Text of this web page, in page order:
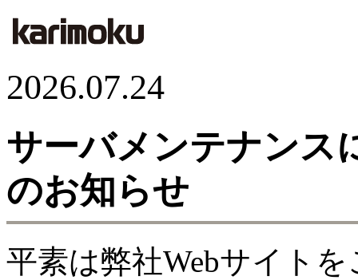
2026.07.24
サーバメンテナンス
のお知らせ
平素は弊社Webサイト